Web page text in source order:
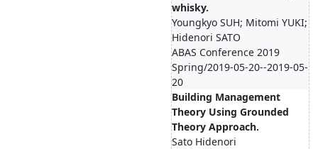
whisky.
Youngkyo SUH; Mitomi YUKI;
Hidenori SATO
ABAS Conference 2019
Spring/2019-05-20--2019-05-
20
Building Management
Theory Using Grounded
Theory Approach.
Sato Hidenori